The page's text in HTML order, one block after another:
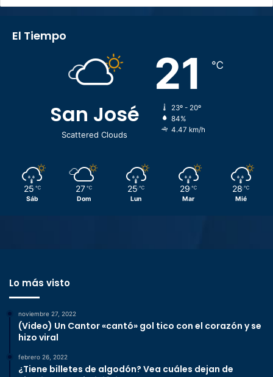
El Tiempo
San José
Scattered Clouds
21 ℃
23º - 20º
84%
4.47 km/h
25 ℃
Sáb
27 ℃
Dom
25 ℃
Lun
29 ℃
Mar
28 ℃
Mié
Lo más visto
noviembre 27, 2022
(Video) Un Cantor «cantó» gol tico con el corazón y se
hizo viral
febrero 26, 2022
¿Tiene billetes de algodón? Vea cuáles dejan de